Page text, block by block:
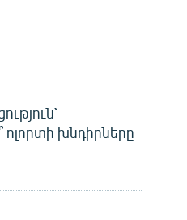
ոլորտի խնդիրները